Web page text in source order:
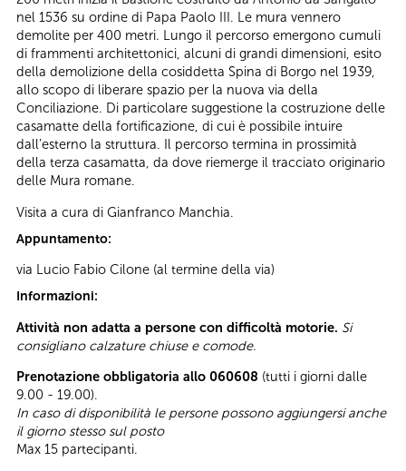
nel 1536 su ordine di Papa Paolo III. Le mura vennero
demolite per 400 metri. Lungo il percorso emergono cumuli
di frammenti architettonici, alcuni di grandi dimensioni, esito
della demolizione della cosiddetta Spina di Borgo nel 1939,
allo scopo di liberare spazio per la nuova via della
Conciliazione. Di particolare suggestione la costruzione delle
casamatte della fortificazione, di cui è possibile intuire
dall’esterno la struttura. Il percorso termina in prossimità
della terza casamatta, da dove riemerge il tracciato originario
delle Mura romane.
Visita a cura di Gianfranco Manchia.
Appuntamento:
via Lucio Fabio Cilone (al termine della via)
Informazioni:
Attività non adatta a persone con difficoltà motorie. Si
consigliano calzature chiuse e comode.
Prenotazione obbligatoria allo 060608 (tutti i giorni dalle
9.00 - 19.00).
In caso di disponibilità le persone possono aggiungersi anche
il giorno stesso sul posto
Max 15 partecipanti.